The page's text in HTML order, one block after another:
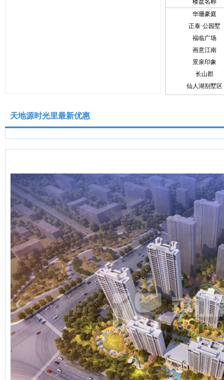
楼盘名称
华珊豪庭
正泰·公园墅
福临广场
画意江南
景泉印象
长山郡
仙人湖别墅区
天地源时光里最新优惠